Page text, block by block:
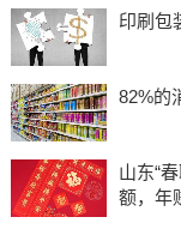
印刷包
82%的
山东“
额，年